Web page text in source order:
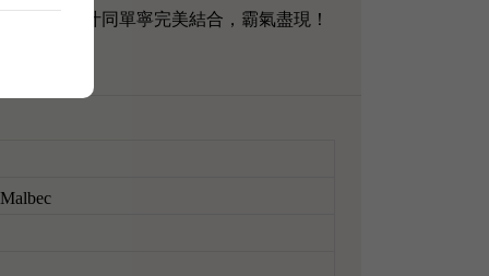
架，肉汁同單寧完美結合，霸氣盡現！